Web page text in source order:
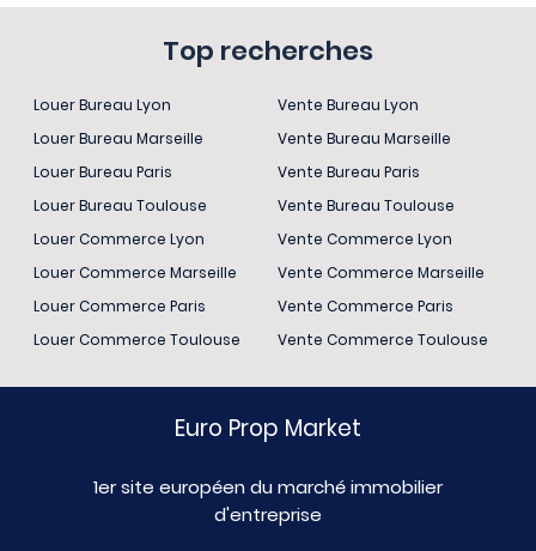
Top recherches
Louer Bureau Lyon
Louer Bureau Marseille
Louer Bureau Paris
Louer Bureau Toulouse
Louer Commerce Lyon
Louer Commerce Marseille
Louer Commerce Paris
Louer Commerce Toulouse
Vente Bureau Lyon
Vente Bureau Marseille
Vente Bureau Paris
Vente Bureau Toulouse
Vente Commerce Lyon
Vente Commerce Marseille
Vente Commerce Paris
Vente Commerce Toulouse
Euro Prop Market
1er site européen du marché immobilier
d'entreprise